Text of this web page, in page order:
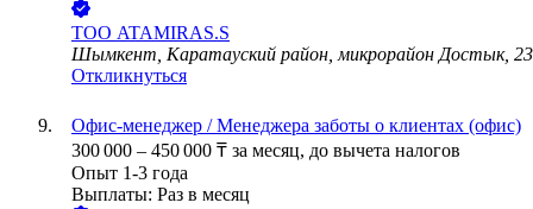
ТОО ATAMIRAS.S
Шымкент, Каратауский район, микрорайон Достык,
Откликнуться
Офис-менеджер / Менеджера заботы о клиентах (офис)
300 000 – 450 000 ₸ за месяц, до вычета налогов
Опыт 1-3 года
Выплаты: Раз в месяц